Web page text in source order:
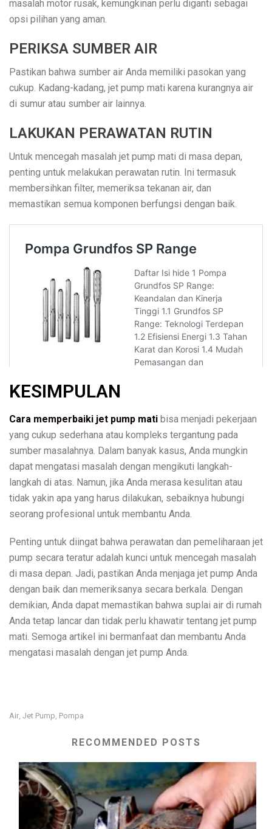
masalah motor rusak, kemungkinan perlu diganti sebagai
opsi pilihan yang aman.
PERIKSA SUMBER AIR
Pastikan bahwa sumber air Anda memiliki pasokan yang
cukup. Kadang-kadang, jet pump mati karena kurangnya air
di sumur atau sumber air lainnya.
LAKUKAN PERAWATAN RUTIN
Untuk mencegah masalah jet pump mati di masa depan,
penting untuk melakukan perawatan rutin. Ini termasuk
membersihkan filter, memeriksa tekanan air, dan
memastikan semua komponen berfungsi dengan baik.
KESIMPULAN
Cara memperbaiki jet pump mati bisa menjadi pekerjaan
yang cukup sederhana atau kompleks tergantung pada
sumber masalahnya. Dalam banyak kasus, Anda mungkin
dapat mengatasi masalah dengan mengikuti langkah-
langkah di atas. Namun, jika Anda merasa kesulitan atau
tidak yakin apa yang harus dilakukan, sebaiknya hubungi
seorang profesional untuk membantu Anda.
Penting untuk diingat bahwa perawatan dan pemeliharaan jet
pump secara teratur adalah kunci untuk mencegah masalah
di masa depan. Jadi, pastikan Anda menjaga jet pump Anda
dengan baik dan memeriksanya secara berkala. Dengan
demikian, Anda dapat memastikan bahwa suplai air di rumah
Anda tetap lancar dan tidak perlu khawatir tentang jet pump
mati. Semoga artikel ini bermanfaat dan membantu Anda
mengatasi masalah dengan jet pump Anda.
Air, Jet Pump, Pompa
RECOMMENDED POSTS